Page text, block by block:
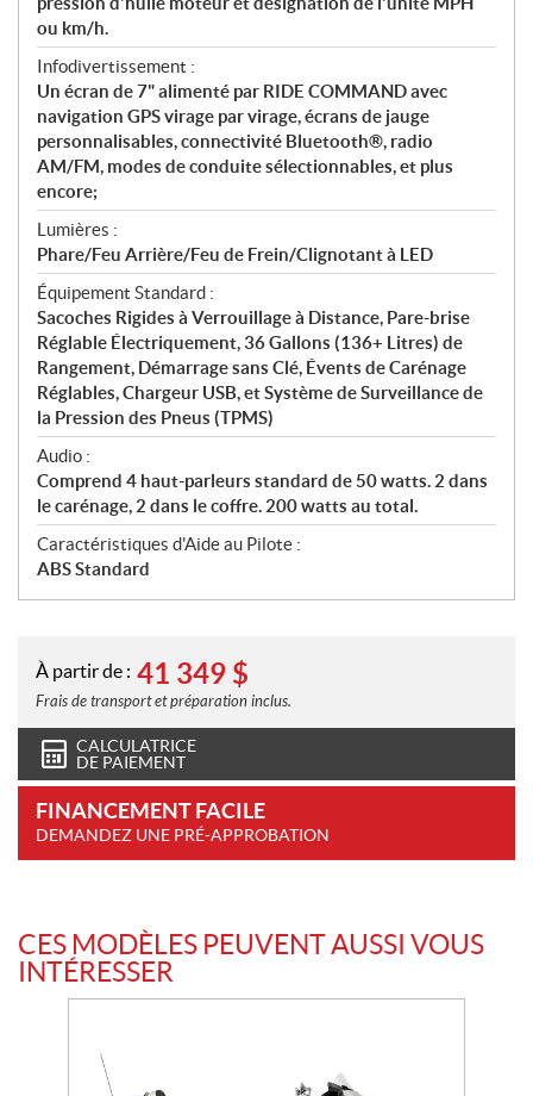
ou km/h.
Infodivertissement :
Un écran de 7" alimenté par RIDE COMMAND avec
navigation GPS virage par virage, écrans de jauge
personnalisables, connectivité Bluetooth®, radio
AM/FM, modes de conduite sélectionnables, et plus
encore;
Lumières :
Phare/Feu Arrière/Feu de Frein/Clignotant à LED
Équipement Standard :
Sacoches Rigides à Verrouillage à Distance, Pare-brise
Réglable Électriquement, 36 Gallons (136+ Litres) de
Rangement, Démarrage sans Clé, Évents de Carénage
Réglables, Chargeur USB, et Système de Surveillance de
la Pression des Pneus (TPMS)
Audio :
Comprend 4 haut-parleurs standard de 50 watts. 2 dans
le carénage, 2 dans le coffre. 200 watts au total.
Caractéristiques d'Aide au Pilote :
ABS Standard
À partir de : 41 349 $
Frais de transport et préparation inclus.
CALCULATRICE
DE PAIEMENT
FINANCEMENT FACILE
DEMANDEZ UNE PRÉ-APPROBATION
CES MODÈLES PEUVENT AUSSI VOUS
INTÉRESSER